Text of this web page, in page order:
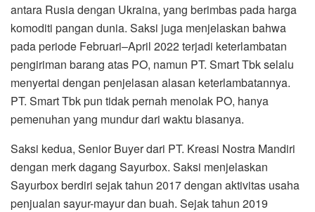
antara Rusia dengan Ukraina, yang berimbas pada harga
komoditi pangan dunia. Saksi juga menjelaskan bahwa
pada periode Februari–April 2022 terjadi keterlambatan
pengiriman barang atas PO, namun PT. Smart Tbk selalu
menyertai dengan penjelasan alasan keterlambatannya.
PT. Smart Tbk pun tidak pernah menolak PO, hanya
pemenuhan yang mundur dari waktu biasanya.
Saksi kedua, Senior Buyer dari PT. Kreasi Nostra Mandiri
dengan merk dagang Sayurbox. Saksi menjelaskan
Sayurbox berdiri sejak tahun 2017 dengan aktivitas usaha
penjualan sayur-mayur dan buah. Sejak tahun 2019